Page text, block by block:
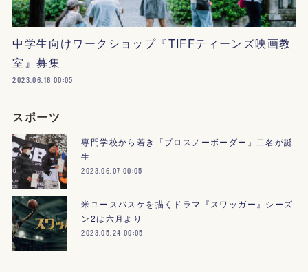
中学生向けワークショップ『TIFFティーンズ映画教
室』募集
2023.06.16 00:05
スポーツ
専門学校から若き「プロスノーボーダー」二名が誕
生
2023.06.07 00:05
米ユースバスケを描くドラマ『スワッガー』シーズ
ン2は六月より
2023.05.24 00:05